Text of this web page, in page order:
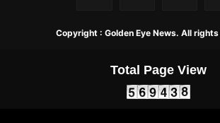
Copyright : Golden Eye News. All
Total Page View